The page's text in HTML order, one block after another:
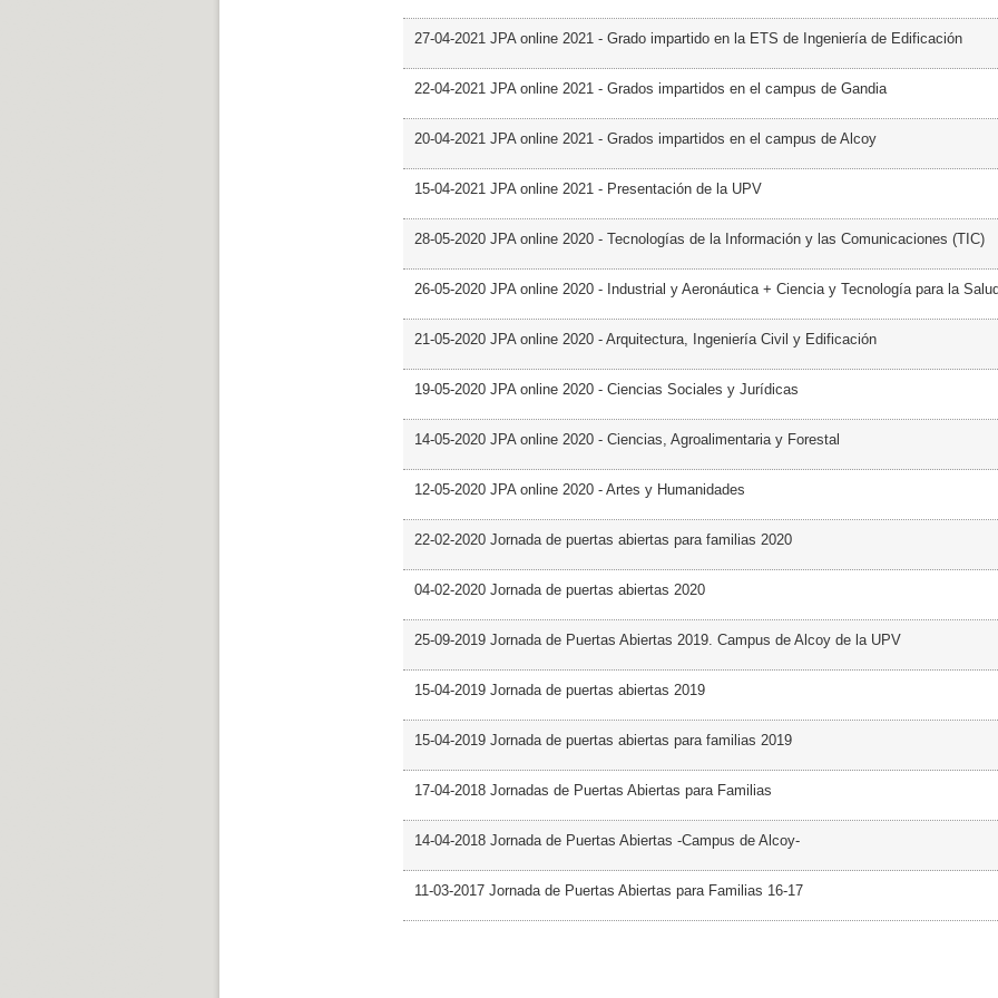
27-04-2021 JPA online 2021 - Grado impartido en la ETS de Ingeniería de Edificación
22-04-2021 JPA online 2021 - Grados impartidos en el campus de Gandia
20-04-2021 JPA online 2021 - Grados impartidos en el campus de Alcoy
15-04-2021 JPA online 2021 - Presentación de la UPV
28-05-2020 JPA online 2020 - Tecnologías de la Información y las Comunicaciones (TIC)
26-05-2020 JPA online 2020 - Industrial y Aeronáutica + Ciencia y Tecnología para la
21-05-2020 JPA online 2020 - Arquitectura, Ingeniería Civil y Edificación
19-05-2020 JPA online 2020 - Ciencias Sociales y Jurídicas
14-05-2020 JPA online 2020 - Ciencias, Agroalimentaria y Forestal
12-05-2020 JPA online 2020 - Artes y Humanidades
22-02-2020 Jornada de puertas abiertas para familias 2020
04-02-2020 Jornada de puertas abiertas 2020
25-09-2019 Jornada de Puertas Abiertas 2019. Campus de Alcoy de la UPV
15-04-2019 Jornada de puertas abiertas 2019
15-04-2019 Jornada de puertas abiertas para familias 2019
17-04-2018 Jornadas de Puertas Abiertas para Familias
14-04-2018 Jornada de Puertas Abiertas -Campus de Alcoy-
11-03-2017 Jornada de Puertas Abiertas para Familias 16-17